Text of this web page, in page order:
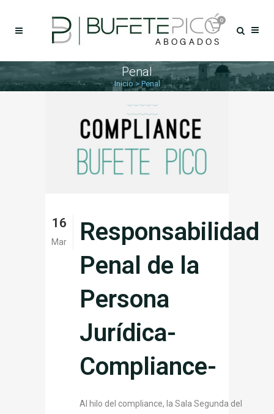
0
Penal
Inicio > Penal
16
Mar
Responsabilidad
Penal de la
Persona
Jurídica-
Compliance-
Al hilo del compliance, la Sala Segunda del